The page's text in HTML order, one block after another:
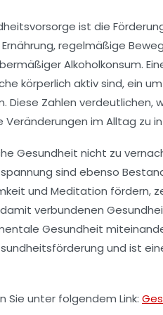
ist die
regelmäßige
Alkoholkonsum.
körperlich aktiv sind, ein
Diese Zahlen verdeutlichen,
im Alltag zu
Gesundheit nicht zu
sind ebenso
und Meditation fördern,
verbundenen
Gesundheit
und ist
unter folgendem Link: